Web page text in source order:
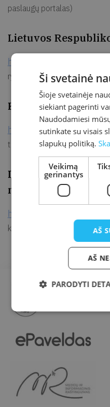
paslaugų portalas)
Lietuvos
http://www.lrs.lt/
–
ryšiai, ryšiai su visuomene,
Kretingos rajono
http://www.kretinga.lt/
teisinė informacija,
Lietuvos
ministerija
http://www.muza.lt/
kryptys, naujienos)
Ši svetainė
Šioje svetainėje
siekiant pagerinti
Naudodamiesi
sutinkate su visais
slapukų politiką.
Veikimą
gerinantys
AŠ
AŠ
PARODYTI